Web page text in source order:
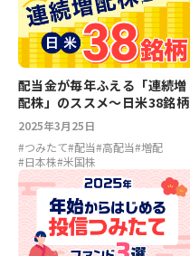
配当金が毎年ふえる「連続増
配株」のススメ～日米38銘柄
2025年3月25日
#つみたて#配当#高配当#増配
#日本株#米国株